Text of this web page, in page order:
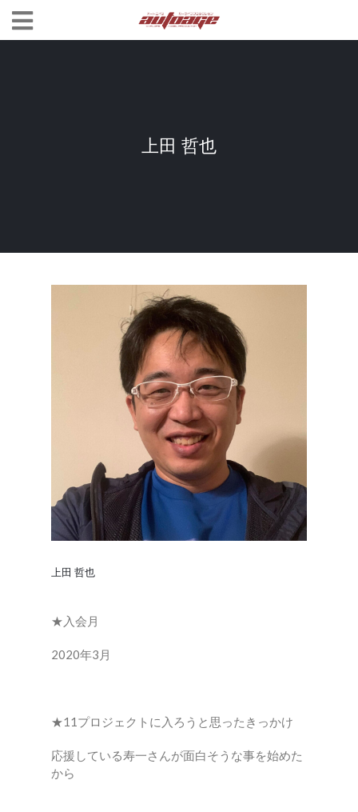
上田 哲也
上田 哲也
★入会月
2020年3月
★11プロジェクトに入ろうと思ったきっかけ
応援している寿一さんが面白そうな事を始めた
から